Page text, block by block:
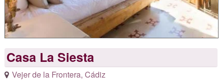
Casa La Siesta
Vejer de la Frontera, Cádiz